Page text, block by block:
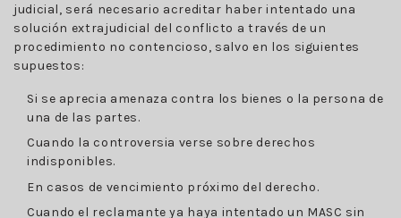
judicial, será necesario acreditar haber intentado una
solución extrajudicial del conflicto a través de un
procedimiento no contencioso, salvo en los siguientes
supuestos:
Si se aprecia amenaza contra los bienes o la persona de
una de las partes.
Cuando la controversia verse sobre derechos
indisponibles.
En casos de vencimiento próximo del derecho.
Cuando el reclamante ya haya intentado un MASC sin